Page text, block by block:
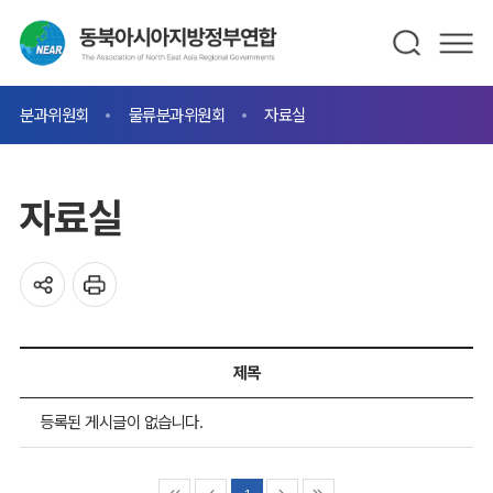
분과위원회 물류분과위원회 자료실
자료실
제목
등록된 게시글이 없습니다.